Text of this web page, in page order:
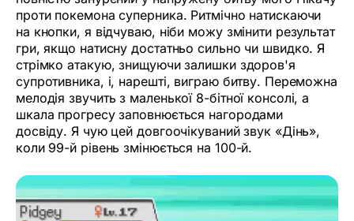
проти покемона суперника. Ритмічно натискаючи
на кнопки, я відчуваю, ніби можу змінити результат
гри, якщо натисну достатньо сильно чи швидко. Я
стрімко атакую, знищуючи залишки здоров'я
супротивника, і, нарешті, виграю битву. Переможна
мелодія звучить з маленької 8-бітної консолі, а
шкала прогресу заповнюється нагородами
досвіду. Я чую цей довгоочікуваний звук «Дінь»,
коли 99-й рівень змінюється на 100-й.